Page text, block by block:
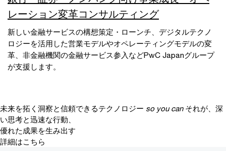
レーション変革コンサルティング
新しい金融サービスの構想策定・ローンチ、デジタルテクノ
ロジーを活用した営業モデルやオペレーティングモデルの変
革、非金融機関の金融サービス参入などPwC Japanグループ
が支援します。
未来を拓く洞察と信頼できるテクノロジー so you can それが、深
い思考と迅速な行動、
優れた成果を生み出す
詳細はこちら